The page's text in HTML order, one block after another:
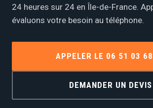
24 heures sur 24 en Île-de-France.
évaluons votre besoin au téléphone.
APPELER LE 06 51 03
DEMANDER UN DEVIS